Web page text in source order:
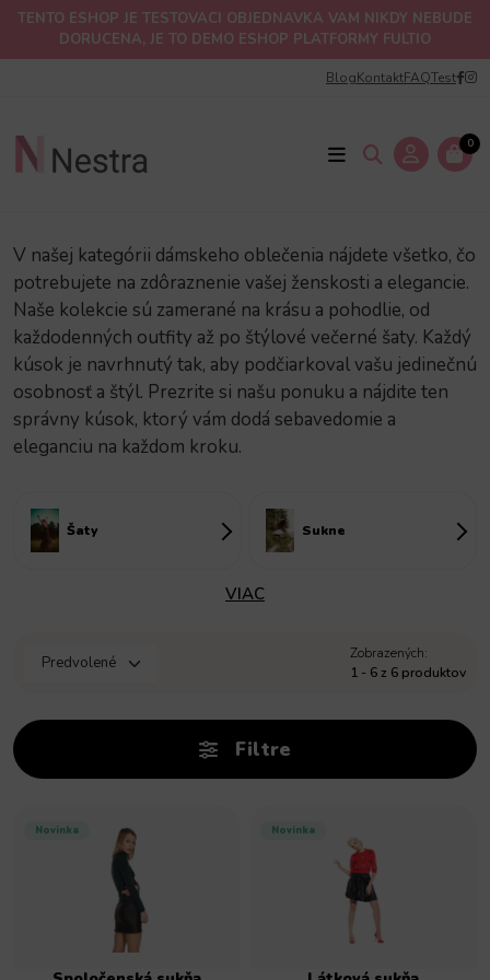
TENTO ESHOP JE TESTOVACI OBJEDNAVKA VAM NIKDY NEBUDE
DORUCENA, JE TO DEMO ESHOP PLATFORMY FULTIO
BlogKontaktFAQTest
0
V našej kategórii dámskeho oblečenia nájdete všetko, čo
potrebujete na zdôraznenie vašej ženskosti a elegancie.
Naše kolekcie sú zamerané na krásu a pohodlie, od
každodenných outfity až po štýlové večerné šaty. Každý
kúsok je navrhnutý tak, aby podčiarkoval vašu jedinečnú
osobnosť a štýl. Prezrite si našu ponuku a nájdite ten
správny kúsok, ktorý vám dodá sebavedomie a
eleganciu na každom kroku.
Šaty Sukne
VIAC
Zobrazených:
1 - 6 z 6 produktov
Filtre
Novinka Novinka